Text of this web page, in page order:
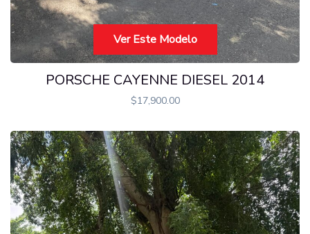
Ver Este Modelo
PORSCHE CAYENNE DIESEL 2014
$17,900.00